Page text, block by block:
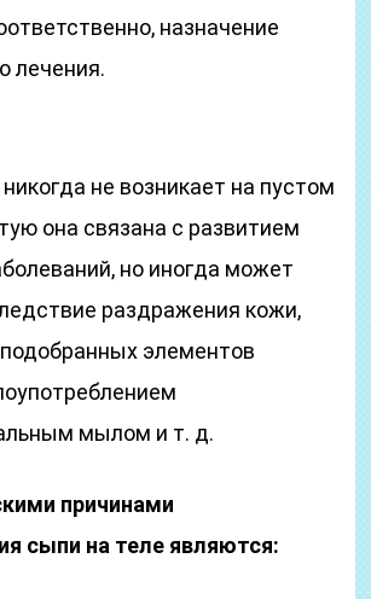
назначение
лечения.
не возникает на пустом
она связана с развитием
но иногда может
раздражения кожи,
элементов
мылом и т. д.
причинами
сыпи на теле являются: